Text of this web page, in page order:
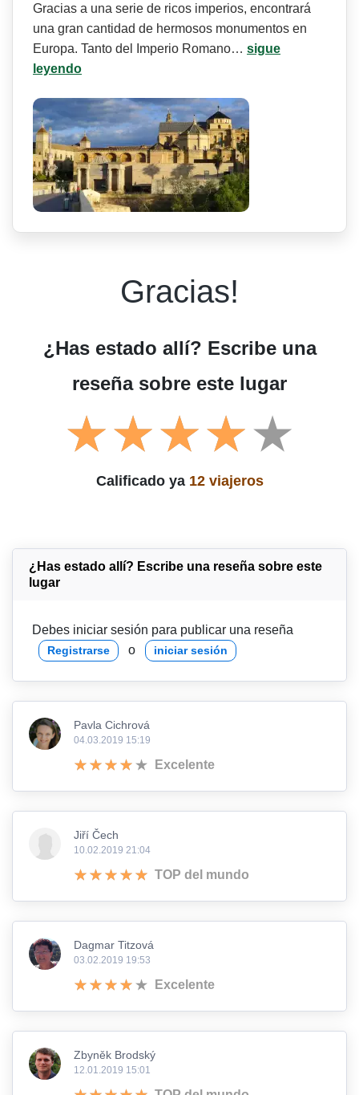
Gracias a una serie de ricos imperios, encontrará
una gran cantidad de hermosos monumentos en
Europa. Tanto del Imperio Romano… sigue
leyendo
Gracias!
¿Has estado allí? Escribe una
reseña sobre este lugar
Calificado ya 12 viajeros
¿Has estado allí? Escribe una reseña sobre este
lugar
Debes iniciar sesión para publicar una reseña
Registrarse o iniciar sesión
Pavla Cichrová
04.03.2019 15:19
Excelente
Jiří Čech
10.02.2019 21:04
TOP del mundo
Dagmar Titzová
03.02.2019 19:53
Excelente
Zbyněk Brodský
12.01.2019 15:01